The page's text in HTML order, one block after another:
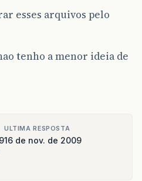
esses arquivos pelo
tenho a menor ideia de
ULTIMA RESPOSTA
16 de nov. de 2009